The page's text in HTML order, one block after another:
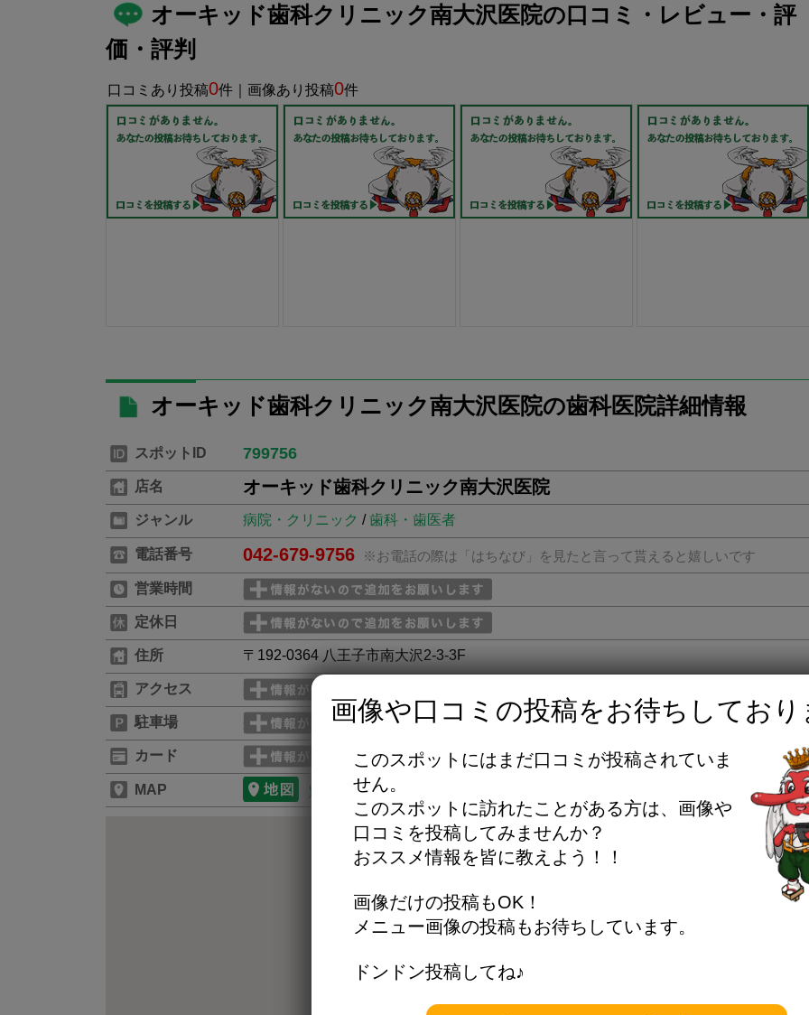
オーキッド歯科クリニック南大沢医院の口コミ・レビュー・評
価・評判
口コミあり投稿0件｜画像あり投稿0件
オーキッド歯科クリニック南大沢医院の歯科医院詳細情報
スポットID 799756
店名 オーキッド歯科クリニック南大沢医院
ジャンル 病院・クリニック /歯科・歯医者
電話番号 042-679-9756 ※お電話の際は「はちなび」を見たと言って貰えると嬉しいです
営業時間
定休日
住所 〒192-0364 八王子市南大沢2-3-3F
アクセス
駐車場
カード
MAP 別のタブで開きます
画像や口コミの投稿をお待ちしており
このスポットにはまだ口コミが投稿されていま
せん。
このスポットに訪れたことがある方は、画像や
口コミを投稿してみませんか？
おススメ情報を皆に教えよう！！
画像だけの投稿もOK！
メニュー画像の投稿もお待ちしています。
ドンドン投稿してね♪